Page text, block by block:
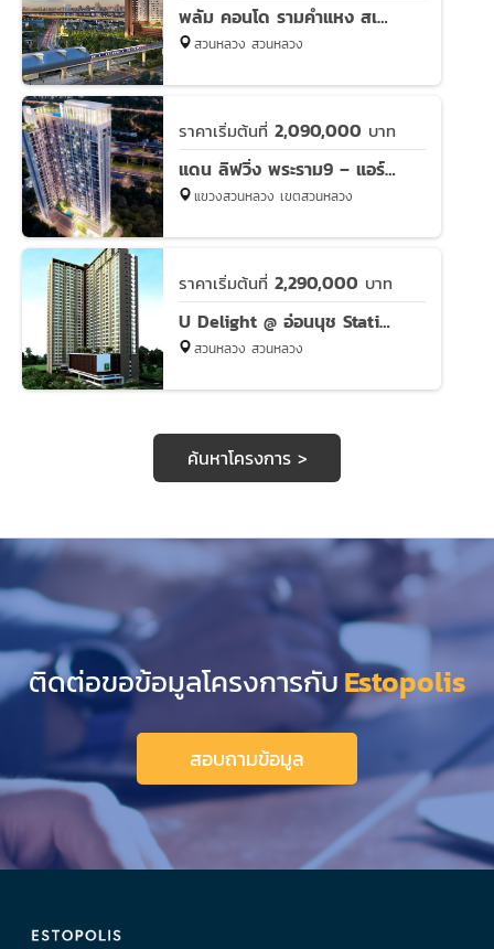
พลัม คอนโด รามคำแหง สเตชั่น
สวนหลวง สวนหลวง
ราคาเริ่มต้นที่ 2,090,000 บาท
แดน ลิฟวิ่ง พระราม9 – แอร์พอร์ตลิงก์
แขวงสวนหลวง เขตสวนหลวง
ราคาเริ่มต้นที่ 2,290,000 บาท
U Delight @ อ่อนนุช Station
สวนหลวง สวนหลวง
ค้นหาโครงการ >
ติดต่อขอข้อมูลโครงการกับEstopolis
สอบถามข้อมูล